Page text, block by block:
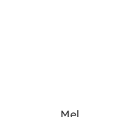
Mel